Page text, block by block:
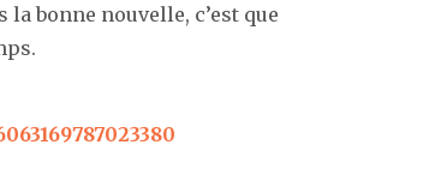
bonne nouvelle, c’est que